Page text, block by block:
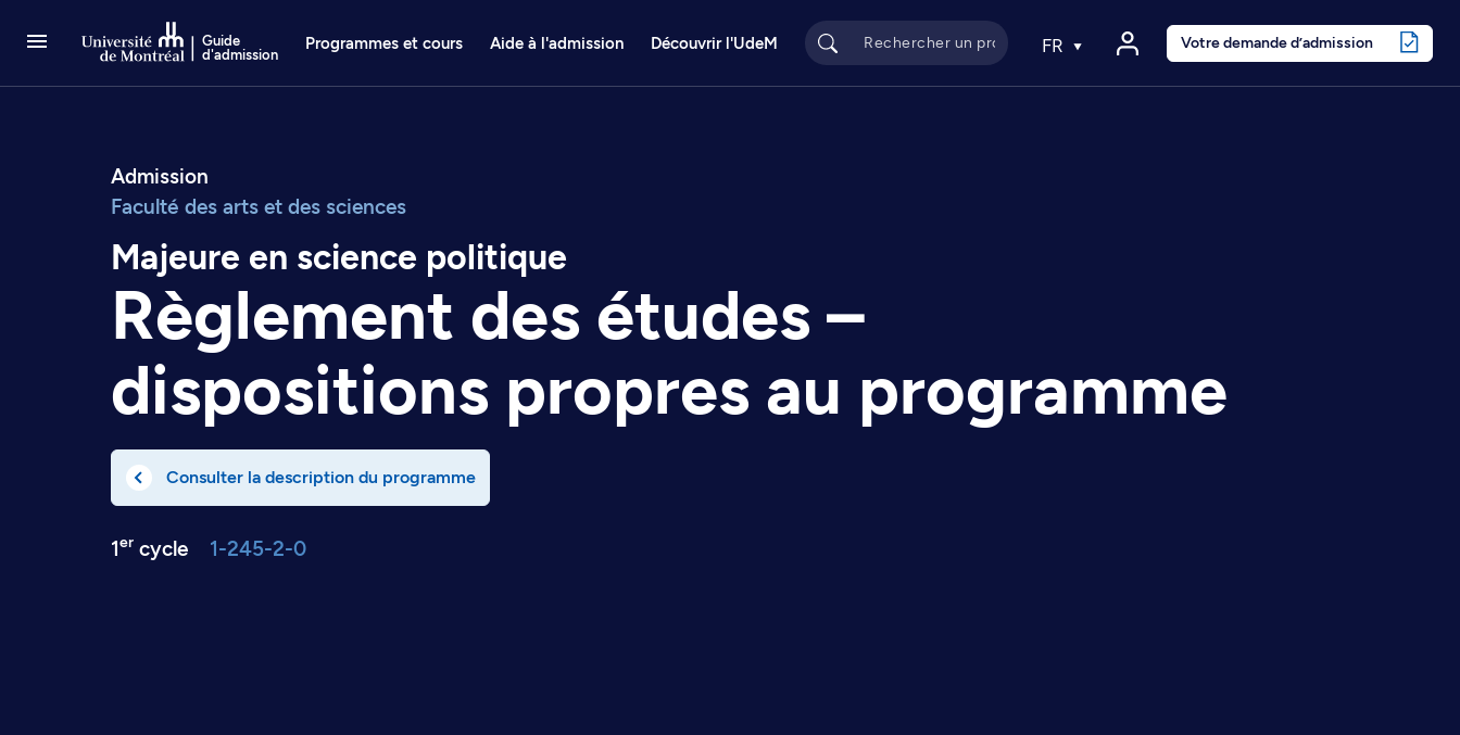
Guide
d'admission
Programmes et cours Aide à l'admission Découvrir l'UdeM FR Votre demande d’admission
Admission
Faculté des arts et des sciences
Majeure en science politique
Règlement des études –
dispositions propres au programme
Consulter la description du programme
1er cycle 1-245-2-0